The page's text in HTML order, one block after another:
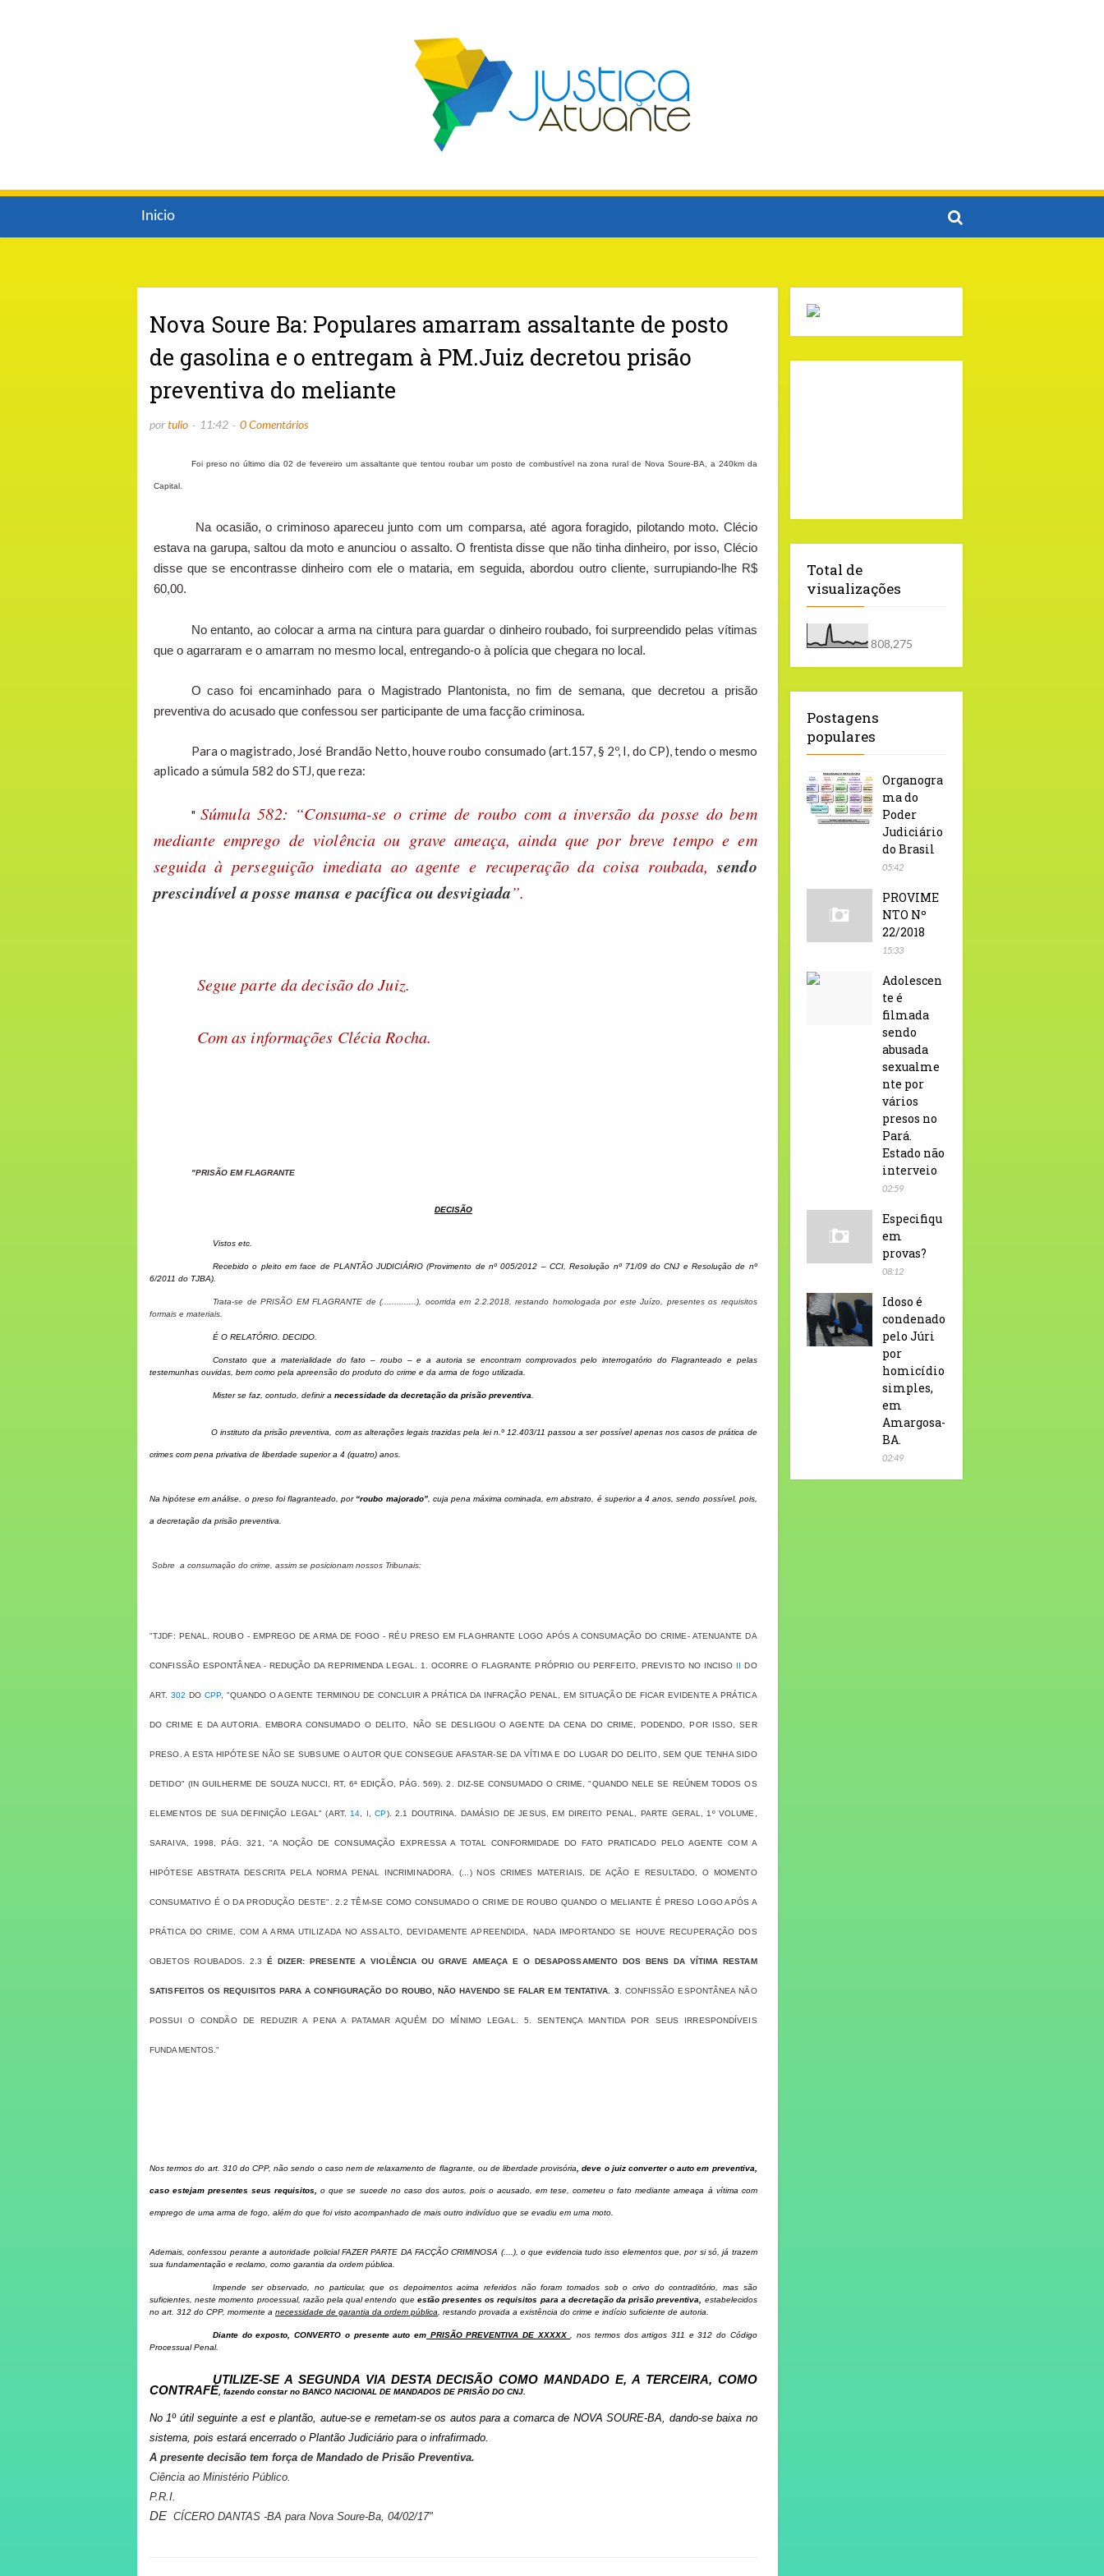
Inicio
Nova Soure Ba: Populares amarram assaltante de posto
de gasolina e o entregam à PM.Juiz decretou prisão
preventiva do meliante
portulio 11:42 0 Comentários
Foi preso no último dia 02 de fevereiro um assaltante que tentou roubar um posto de combustível na zona rural de Nova Soure-BA, a 240km da
Capital.
Na ocasião, o criminoso apareceu junto com um comparsa, até agora foragido, pilotando moto. Clécio
estava na garupa, saltou da moto e anunciou o assalto. O frentista disse que não tinha dinheiro, por isso, Clécio
disse que se encontrasse dinheiro com ele o mataria, em seguida, abordou outro cliente, surrupiando-lhe R$
60,00.
No entanto, ao colocar a arma na cintura para guardar o dinheiro roubado, foi surpreendido pelas vítimas
que o agarraram e o amarram no mesmo local, entregando-o à polícia que chegara no local.
O caso foi encaminhado para o Magistrado Plantonista, no fim de semana, que decretou a prisão
preventiva do acusado que confessou ser participante de uma facção criminosa.
Para o magistrado, José Brandão Netto, houve roubo consumado (art.157, § 2º, I, do CP), tendo o mesmo
aplicado a súmula 582 do STJ, que reza:
"Súmula 582: “Consuma-se o crime de roubo com a inversão da posse do bem
mediante emprego de violência ou grave ameaça, ainda que por breve tempo e em
seguida à perseguição imediata ao agente e recuperação da coisa roubada,sendo
prescindível a posse mansa e pacífica ou desvigiada”.
Segue parte da decisão do Juiz.
Com as informações Clécia Rocha.
"PRISÃO EM FLAGRANTE
DECISÃO
Vistos etc.
Recebido o pleito em face de PLANTÃO JUDICIÁRIO (Provimento de nº 005/2012 – CCI, Resolução nº 71/09 do CNJ eResolução de nº
6/2011 do TJBA).
Trata-se de PRISÃO EM FLAGRANTE de (..............), ocorrida em 2.2.2018, restando homologada por este Juízo, presentes os requisitos
formais e materiais.
É O RELATÓRIO. DECIDO.
Constato que a materialidade do fato – roubo – e a autoria se encontram comprovados pelo interrogatório do Flagranteado e pelas
testemunhas ouvidas, bem como pela apreensão do produto do crime e da arma de fogo utilizada.
Mister se faz, contudo, definir anecessidade da decretação da prisão preventiva
O instituto da prisão preventiva, com as alterações legais trazidas pela lei n.º 12.403/11 passou a ser possível apenas nos casos de prática de
crimes com pena privativa de liberdade superior a 4 (quatro) anos.
Na hipótese em análise, o preso foi flagranteado,por “roubo majorado”, cuja pena máxima cominada, em abstrato, é superior a 4 anos, sendo possível, pois,
a decretação da prisão preventiva.
Sobre a consumação do crime, assim se posicionam nossos Tribunais:
"TJDF: PENAL. ROUBO - EMPREGO DE ARMA DE FOGO - RÉU PRESO EM FLAGHRANTE LOGO APÓS A CONSUMAÇÃO DO CRIME- ATENUANTE DA
CONFISSÃO ESPONTÂNEA - REDUÇÃO DA REPRIMENDA LEGAL. 1. OCORRE O FLAGRANTE PRÓPRIO OU PERFEITO, PREVISTO NO INCISO II DO
ART. 302 DO CPP, "QUANDO O AGENTE TERMINOU DE CONCLUIR A PRÁTICA DA INFRAÇÃO PENAL, EM SITUAÇÃO DE FICAR EVIDENTE A PRÁTICA
DO CRIME E DA AUTORIA. EMBORA CONSUMADO O DELITO, NÃO SE DESLIGOU O AGENTE DA CENA DO CRIME, PODENDO, POR ISSO, SER
PRESO. A ESTA HIPÓTESE NÃO SE SUBSUME O AUTOR QUE CONSEGUE AFASTAR-SE DA VÍTIMA E DO LUGAR DO DELITO, SEM QUE TENHA SIDO
DETIDO" (IN GUILHERME DE SOUZA NUCCI, RT, 6ª EDIÇÃO, PÁG. 569). 2. DIZ-SE CONSUMADO O CRIME, "QUANDO NELE SE REÚNEM TODOS OS
ELEMENTOS DE SUA DEFINIÇÃO LEGAL" (ART. 14 I ,CP). 2.1 DOUTRINA. DAMÁSIO DE JESUS, EM DIREITO PENAL, PARTE GERAL, 1º VOLUME,
SARAIVA, 1998, PÁG. 321, "A NOÇÃO DE CONSUMAÇÃO EXPRESSA A TOTAL CONFORMIDADE DO FATO PRATICADO PELO AGENTE COM A
HIPÓTESE ABSTRATA DESCRITA PELA NORMA PENAL INCRIMINADORA. (...) NOS CRIMES MATERIAIS, DE AÇÃO E RESULTADO, O MOMENTO
CONSUMATIVO É O DA PRODUÇÃO DESTE". 2.2 TÊM-SE COMO CONSUMADO O CRIME DE ROUBO QUANDO O MELIANTE É PRESO LOGO APÓS A
PRÁTICA DO CRIME, COM A ARMA UTILIZADA NO ASSALTO, DEVIDAMENTE APREENDIDA, NADA IMPORTANDO SE HOUVE RECUPERAÇÃO DOS
OBJETOS ROUBADOS. 2.3 É DIZER: PRESENTE A VIOLÊNCIA OU GRAVE AMEAÇA E O DESAPOSSAMENTO DOS BENS DA VÍTIMA RESTAM
SATISFEITOS OS REQUISITOS PARA A CONFIGURAÇÃO DO ROUBO, NÃO HAVENDO SE FALAR EM TENTATIVA. 3 . CONFISSÃO ESPONTÂNEA NÃO
POSSUI O CONDÃO DE REDUZIR A PENA A PATAMAR AQUÉM DO MÍNIMO LEGAL. 5. SENTENÇA MANTIDA POR SEUS IRRESPONDÍVEIS
FUNDAMENTOS."
Nos termos do art. 310 do CPP, não sendo o caso nem de relaxamento de flagrante, ou de liberdade provisória , deve o juiz converter o auto em preventiva,
caso estejam presentes seus requisitos,o que se sucede no caso dos autos, pois o acusado, em tese, cometeu o fato mediante ameaça à vítima com
emprego de uma arma de fogo, além do que foi visto acompanhado de mais outro indivíduo que se evadiu em uma moto.
Ademais, confessou perante a autoridade policial FAZER PARTE DA FACÇÃO CRIMINOSA (....), o que evidencia tudo isso elementos que, por si só, já trazem
sua fundamentação e reclamo, como garantia da ordem pública.
Impende ser observado, no particular, que os depoimentos acima referidos não foram tomados sob o crivo do contraditório, mas são
suficientes, neste momento processual, razão pela qual entendo que estão presentes os requisitos para a decretação da prisão preventiva,
estabelecidos
no art. 312 do CPP, mormente a necessidade de garantia da ordem pública , restando provada a existência do crime e indício suficiente de autoria.
Diante do exposto, CONVERTO o presente auto emPRISÃO PREVENTIVA DE XXXXX
, nos termos dos artigos 311 e 312 do Código
Processual Penal.
UTILIZE-SE A SEGUNDA VIA DESTA DECISÃO COMO MANDADO E, A TERCEIRA, COMO
CONTRAFÉ , fazendo constar no BANCO NACIONAL DE MANDADOS DE PRISÃO DO CNJ.
No 1º útil seguinte a est e plantão, autue-se e remetam-se os autos para a comarca de NOVA SOURE-BA, dando-se baixa no
sistema, pois estará encerrado o Plantão Judiciário para o infrafirmado.
A presente decisão tem força de Mandado de Prisão Preventiva.
Ciência ao Ministério Público.
P.R.I.
DE CÍCERO DANTAS -BA para Nova Soure-Ba, 04/02/17"
Total de
visualizações
808,275
Postagens
populares
Organogra
ma do
Poder
Judiciário
do Brasil
05:42
PROVIME
NTO Nº
22/2018
15:33
Adolescen
te é
filmada
sendo
abusada
sexualme
nte por
vários
presos no
Pará.
Estado não
interveio
02:59
Especifiqu
em
provas?
08:12
Idoso é
condenado
pelo Júri
por
homicídio
simples,
em
Amargosa-
BA.
02:49